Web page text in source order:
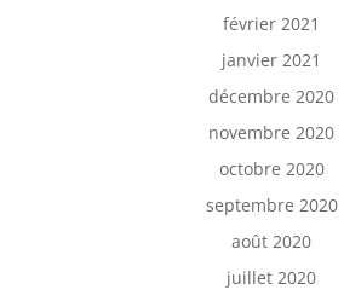
février 2021
janvier 2021
décembre 2020
novembre 2020
octobre 2020
septembre 2020
août 2020
juillet 2020